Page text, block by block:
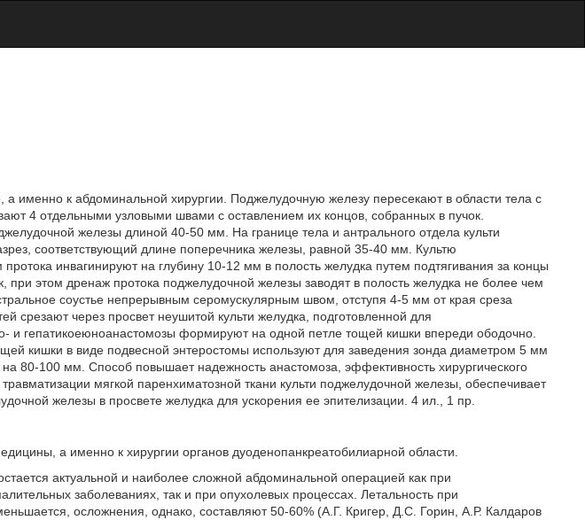
а именно к абдоминальной хирургии. Поджелудочную железу пересекают в области тела с
4 отдельными узловыми швами с оставлением их концов, собранных в пучок.
железы длиной 40-50 мм. На границе тела и антрального отдела культи
соответствующий длине поперечника железы, равной 35-40 мм. Культю
инвагинируют на глубину 10-12 мм в полость желудка путем подтягивания за концы
при этом дренаж протока поджелудочной железы заводят в полость желудка не более чем
соустье непрерывным серомускулярным швом, отступя 4-5 мм от края среза
срезают через просвет неушитой культи желудка, подготовленной для
и гепатикоеюноанастомозы формируют на одной петле тощей кишки впереди ободочно.
кишки в виде подвесной энтеростомы используют для заведения зонда диаметром 5 мм
80-100 мм. Способ повышает надежность анастомоза, эффективность хирургического
мягкой паренхиматозной ткани культи поджелудочной железы, обеспечивает
железы в просвете желудка для ускорения ее эпителизации. 4 ил., 1 пр.
а именно к хирургии органов дуоденопанкреатобилиарной области.
актуальной и наиболее сложной абдоминальной операцией как при
заболеваниях, так и при опухолевых процессах. Летальность при
осложнения, однако, составляют 50-60% (А.Г. Кригер, Д.С. Горин, А.Р. Калдаров